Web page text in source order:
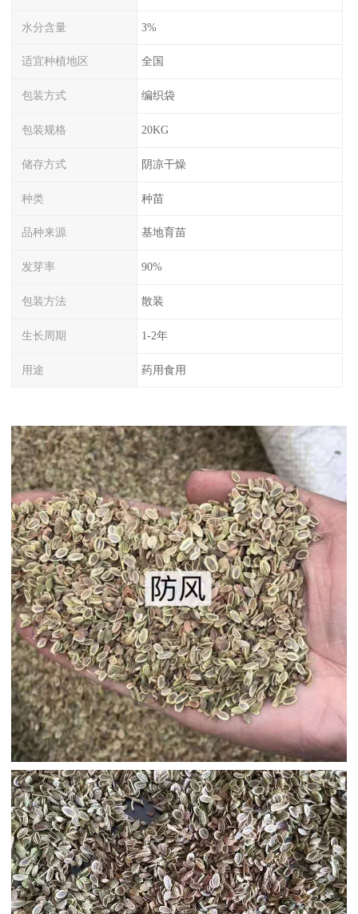
水分含量 3%
适宜种植地区 全国
包装方式 编织袋
包装规格 20KG
储存方式 阴凉干燥
种类 种苗
品种来源 基地育苗
发芽率 90%
包装方法 散装
生长周期 1-2年
用途 药用食用